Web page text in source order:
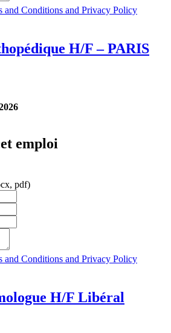
and Conditions and Privacy Policy
H/F – PARIS
emploi
pdf)
and Conditions and Privacy Policy
H/F Libéral